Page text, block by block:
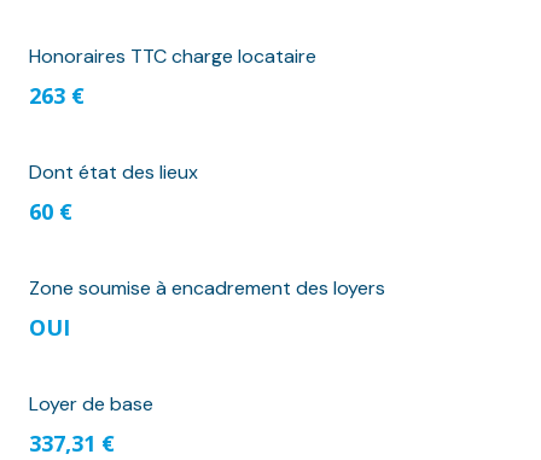
Honoraires TTC charge locataire
263 €
Dont état des lieux
60 €
Zone soumise à encadrement des loyers
OUI
Loyer de base
337,31 €